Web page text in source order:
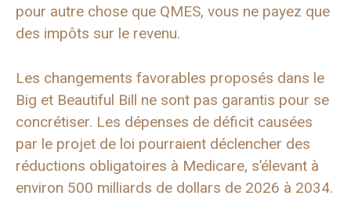
pour autre chose que QMES, vous ne payez que
des impôts sur le revenu.
Les changements favorables proposés dans le
Big et Beautiful Bill ne sont pas garantis pour se
concrétiser. Les dépenses de déficit causées
par le projet de loi pourraient déclencher des
réductions obligatoires à Medicare, s’élevant à
environ 500 milliards de dollars de 2026 à 2034.